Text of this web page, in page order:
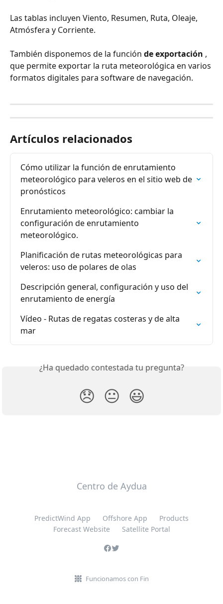
Las tablas incluyen Viento, Resumen, Ruta, Oleaje,
Atmósfera y Corriente.
También disponemos de la función de exportación ,
que permite exportar la ruta meteorológica en varios
formatos digitales para software de navegación.
Artículos relacionados
Cómo utilizar la función de enrutamiento
meteorológico para veleros en el sitio web de
pronósticos
Enrutamiento meteorológico: cambiar la
configuración de enrutamiento
meteorológico.
Planificación de rutas meteorológicas para
veleros: uso de polares de olas
Descripción general, configuración y uso del
enrutamiento de energía
Vídeo - Rutas de regatas costeras y de alta
mar
¿Ha quedado contestada tu pregunta?
😞 😐 😃
Centro de Aydua
PredictWind App Offshore App
Products
Forecast Website
Satellite Portal
Funcionamos con Fin